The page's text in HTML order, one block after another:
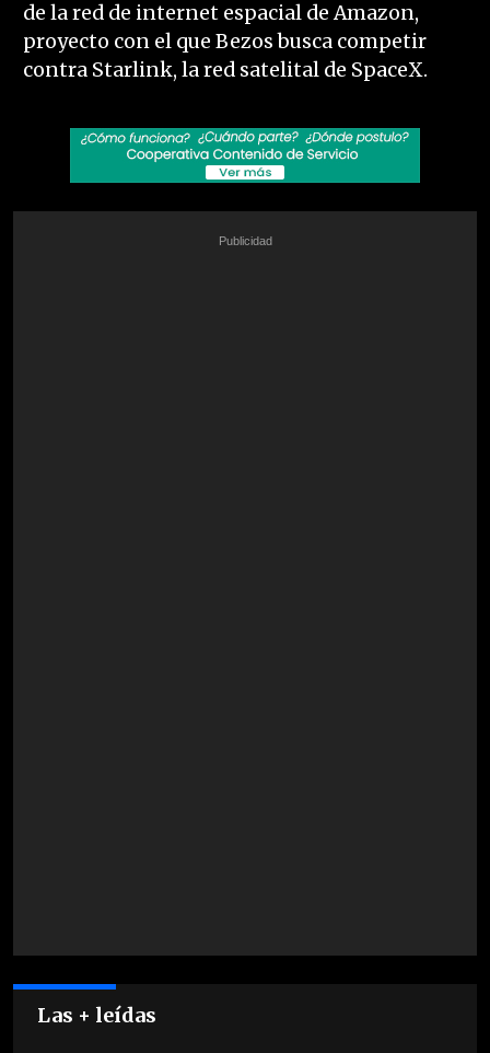
de la red de internet espacial de Amazon,
proyecto con el que Bezos busca competir
contra Starlink, la red satelital de SpaceX.
Las + leídas